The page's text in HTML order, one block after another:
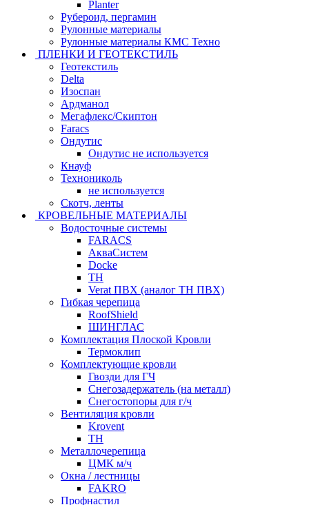
Planter
Рубероид, пергамин
Рулонные материалы
Рулонные материалы КМС Техно
ПЛЕНКИ И ГЕОТЕКСТИЛЬ
Геотекстиль
Delta
Изоспан
Ардманол
Мегафлекс/Скиптон
Faracs
Ондутис
Ондутис не используется
Кнауф
Технониколь
не используется
Скотч, ленты
КРОВЕЛЬНЫЕ МАТЕРИАЛЫ
Водосточные системы
FARACS
АкваСистем
Docke
ТН
Verat ПВХ (аналог ТН ПВХ)
Гибкая черепица
RoofShield
ШИНГЛАС
Комплектация Плоской Кровли
Термоклип
Комплектующие кровли
Гвозди для ГЧ
Снегозадержатель (на металл)
Снегостопоры для г/ч
Вентиляция кровли
Krovent
ТН
Металлочерепица
ЦМК м/ч
Окна / лестницы
FAKRO
Профнастил